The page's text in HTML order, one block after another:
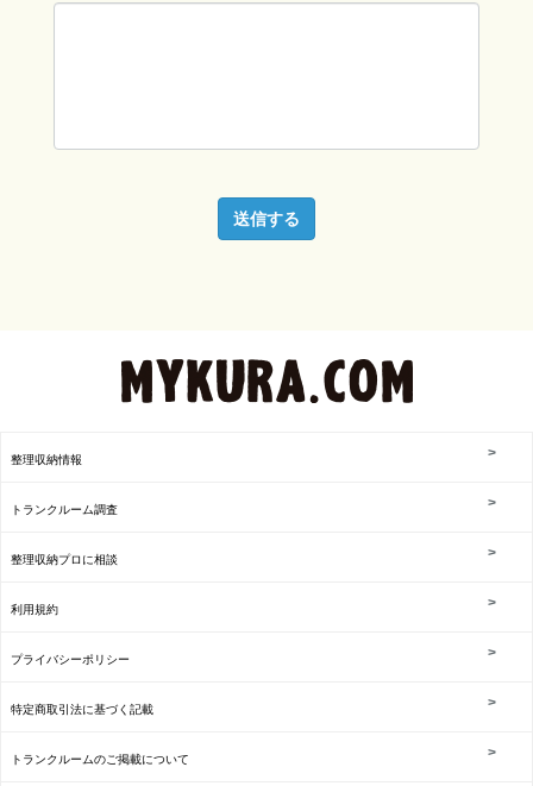
送信する
整理収納情報
トランクルーム調査
整理収納プロに相談
利用規約
プライバシーポリシー
特定商取引法に基づく記載
トランクルームのご掲載について